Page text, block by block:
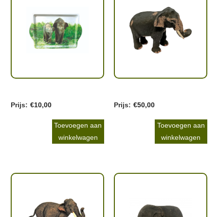
€10,00
Toevoegen aan
winkelwagen
€50,00
Toevoegen aan
winkelwagen